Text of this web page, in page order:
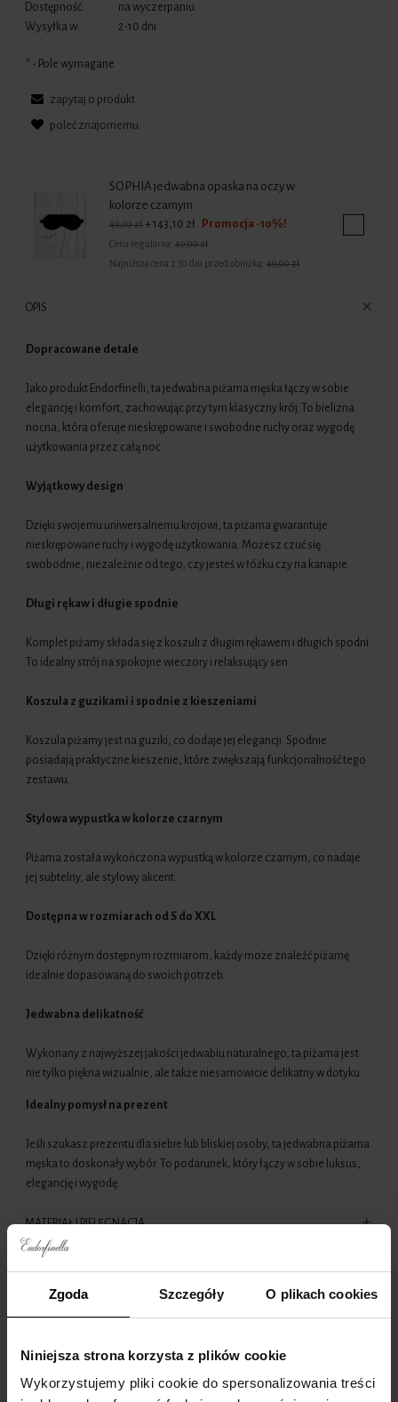
Zgoda Szczegóły O plikach cookies
Niniejsza strona korzysta z plików cookie
Wykorzystujemy pliki cookie do spersonalizowania treści
Dostępność:
na wyczerpaniu
Wysyłka w:
2-10 dni
* - Pole wymagane
zapytaj o produkt
poleć znajomemu
SOPHIA jedwabna opaska na oczy w
kolorze czarnym
+ 143,10 zł
Cena regularna: 49,00 zł
Najniższa cena z 30 dni przed obniżką: 49,00 zł
OPIS
Dopracowane detale
Jako produkt Endorfinelli, ta jedwabna piżama męska łączy w sobie
elegancję i komfort, zachowując przy tym klasyczny krój. To bielizna
nocna, która oferuje nieskrępowane i swobodne ruchy oraz wygodę
użytkowania przez całą noc.
Wyjątkowy design
Dzięki swojemu uniwersalnemu krojowi, ta piżama gwarantuje
nieskrępowane ruchy i wygodę użytkowania. Możesz czuć się
swobodnie, niezależnie od tego, czy jesteś w łóżku czy na kanapie.
Długi rękaw i długie spodnie
Komplet piżamy składa się z koszuli z długim rękawem i długich spodni.
To idealny strój na spokojne wieczory i relaksujący sen.
Koszula z guzikami i spodnie z kieszeniami
Koszula piżamy jest na guziki, co dodaje jej elegancji. Spodnie
posiadają praktyczne kieszenie, które zwiększają funkcjonalność tego
zestawu.
Stylowa wypustka w kolorze czarnym
Piżama została wykończona wypustką w kolorze czarnym, co nadaje
jej subtelny, ale stylowy akcent.
Dostępna w rozmiarach od S do XXL
Dzięki różnym dostępnym rozmiarom, każdy może znaleźć piżamę
idealnie dopasowaną do swoich potrzeb.
Jedwabna delikatność
Wykonany z najwyższej jakości jedwabiu naturalnego, ta piżama jest
nie tylko piękna wizualnie, ale także niesamowicie delikatny w dotyku.
Idealny pomysł na prezent
Jeśli szukasz prezentu dla siebie lub bliskiej osoby, ta jedwabna piżama
męska to doskonały wybór. To podarunek, który łączy w sobie luksus,
elegancję i wygodę.
MATERIAŁ I PIELĘGNACJA
Sprawdź również